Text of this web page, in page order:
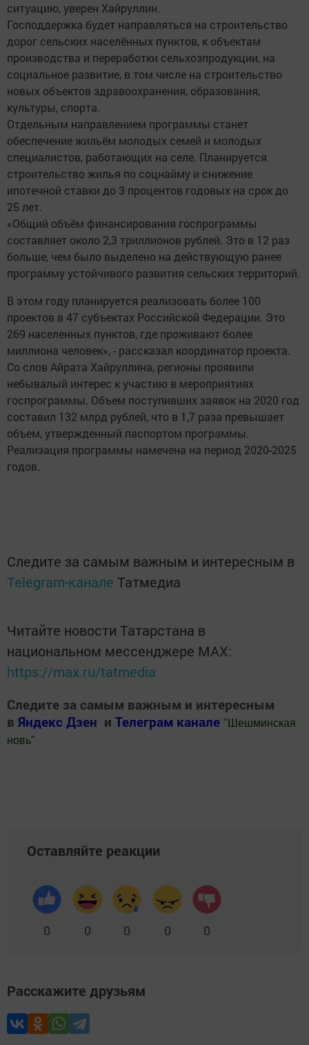
ситуацию, уверен Хайруллин.
Господдержка будет направляться на строительство
дорог сельских населённых пунктов, к объектам
производства и переработки сельхозпродукции, на
социальное развитие, в том числе на строительство
новых объектов здравоохранения, образования,
культуры, спорта.
Отдельным направлением программы станет
обеспечение жильём молодых семей и молодых
специалистов, работающих на селе. Планируется
строительство жилья по соцнайму и снижение
ипотечной ставки до 3 процентов годовых на срок до
25 лет.
«Общий объём финансирования госпрограммы
составляет около 2,3 триллионов рублей. Это в 12 раз
больше, чем было выделено на действующую ранее
программу устойчивого развития сельских территорий.
В этом году планируется реализовать более 100
проектов в 47 субъектах Российской Федерации. Это
269 населенных пунктов, где проживают более
миллиона человек», - рассказал координатор проекта.
Со слов Айрата Хайруллина, регионы проявили
небывалый интерес к участию в мероприятиях
госпрограммы. Объем поступивших заявок на 2020 год
составил 132 млрд рублей, что в 1,7 раза превышает
объем, утвержденный паспортом программы.
Реализация программы намечена на период 2020-2025
годов.
Следите за самым важным и интересным в
Telegram-канале Татмедиа
Читайте новости Татарстана в
национальном мессенджере MАХ:
https://max.ru/tatmedia
Следите за самым важным и интересным
в Яндекс Дзен и Телеграм канале " Шешминская
новь"
Оставляйте реакции
0 0 0 0 0
Расскажите друзьям